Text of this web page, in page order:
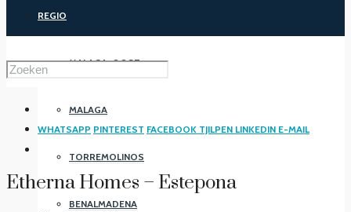
REGIO
MALAGA-OOST
MALAGA
TORREMOLINOS
BENALMADENA
WHATSAPP PINTEREST FACEBOOK TJILPEN LINKEDIN E-MAIL
Etherna Homes – Estepona